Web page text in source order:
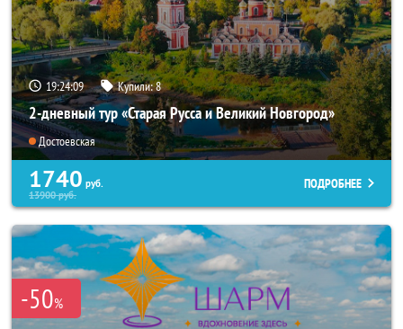
19:24:07 Купили:8
2-дневный тур «Старая Русса и Великий Новгород»
Достоевская
1740 руб.
13900руб.
ПОДРОБНЕЕ
-50%